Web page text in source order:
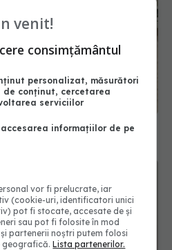
pufos. Chef Sorin Bontea
bun de tot!
venit!
consimțământul
personalizat, măsurători
conținut, cercetarea
serviciilor
informațiilor de pe
vor fi prelucrate, iar
(cookie-uri, identificatori unici
pot fi stocate, accesate de și
sau pot fi folosite în mod
partenerii noștri putem folosi
geografică.Lista partenerilor.